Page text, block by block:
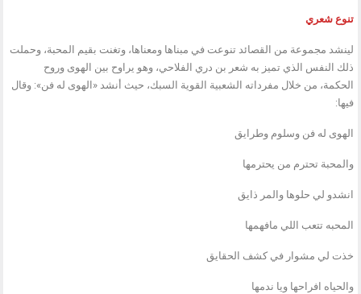
تنوع شعري
لينشد مجموعة من القصائد تنوعت في مبناها ومعناها، وتغنت بقيم المحبة، وحملت
ذلك النفس الذي تميز به شعر بن دري الفلاحي، وهو يراوح بين الهوى وروح
الحكمة، من خلال مفرداته الشعبية القوية السبك، حيث أنشد «الهوى له فن»: وقال
فيها:
الهوى له فن وسلوم وطرايق
والمحبة تحترم من يحترمها
انشدو لي حلوها والمر ذايق
المحبه تتعب اللي مافهمها
خذت لي مشوار في كشف الحقايق
والحياه افراحها ويا ندمها